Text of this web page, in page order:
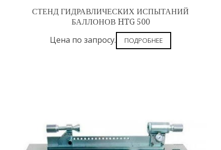
СТЕНД ГИДРАВЛИЧЕСКИХ ИСПЫТАНИЙ
БАЛЛОНОВ HTG 500
Цена по запросу. ПОДРОБНЕЕ